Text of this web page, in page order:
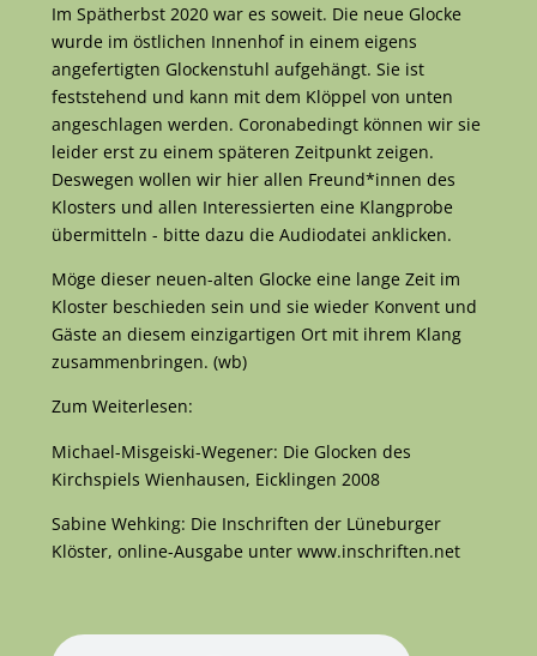
Im Spätherbst 2020 war es soweit. Die neue Glocke
wurde im östlichen Innenhof in einem eigens
angefertigten Glockenstuhl aufgehängt. Sie ist
feststehend und kann mit dem Klöppel von unten
angeschlagen werden. Coronabedingt können wir sie
leider erst zu einem späteren Zeitpunkt zeigen.
Deswegen wollen wir hier allen Freund*innen des
Klosters und allen Interessierten eine Klangprobe
übermitteln - bitte dazu die Audiodatei anklicken.
Möge dieser neuen-alten Glocke eine lange Zeit im
Kloster beschieden sein und sie wieder Konvent und
Gäste an diesem einzigartigen Ort mit ihrem Klang
zusammenbringen. (wb)
Zum Weiterlesen:
Michael-Misgeiski-Wegener: Die Glocken des
Kirchspiels Wienhausen, Eicklingen 2008
Sabine Wehking: Die Inschriften der Lüneburger
Klöster, online-Ausgabe unter www.inschriften.net